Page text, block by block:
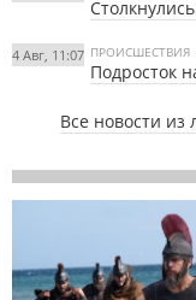
4 Авг, 11:07 ПРОИСШЕСТВИЯ
Подросток
Все новости из